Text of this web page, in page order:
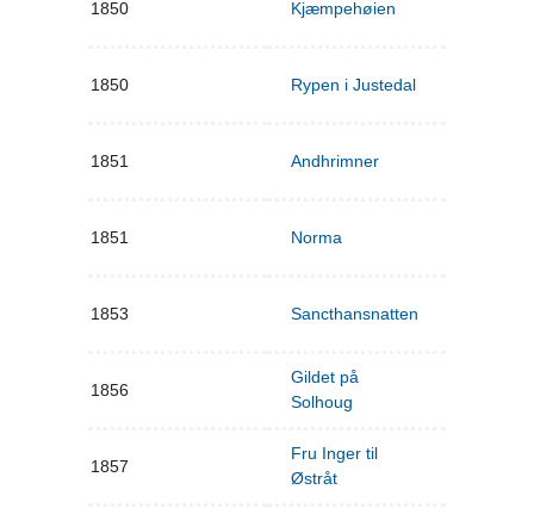
1850 Kjæmpehøien
1850 Rypen i Justedal
1851 Andhrimner
1851 Norma
1853 Sancthansnatten
1856
Gildet på
Solhoug
1857
Fru Inger til
Østråt